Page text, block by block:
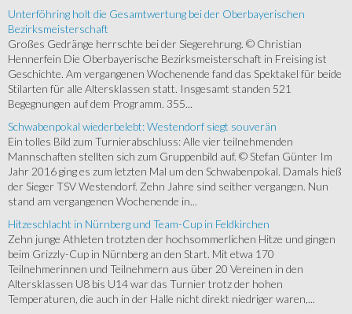
Unterföhring holt die Gesamtwertung bei der Oberbayerischen
Bezirksmeisterschaft
Großes Gedränge herrschte bei der Siegerehrung. © Christian
Hennerfein Die Oberbayerische Bezirksmeisterschaft in Freising ist
Geschichte. Am vergangenen Wochenende fand das Spektakel für beide
Stilarten für alle Altersklassen statt. Insgesamt standen 521
Begegnungen auf dem Programm. 355...
Schwabenpokal wiederbelebt: Westendorf siegt souverän
Ein tolles Bild zum Turnierabschluss: Alle vier teilnehmenden
Mannschaften stellten sich zum Gruppenbild auf. © Stefan Günter Im
Jahr 2016 ging es zum letzten Mal um den Schwabenpokal. Damals hieß
der Sieger TSV Westendorf. Zehn Jahre sind seither vergangen. Nun
stand am vergangenen Wochenende in...
Hitzeschlacht in Nürnberg und Team-Cup in Feldkirchen
Zehn junge Athleten trotzten der hochsommerlichen Hitze und gingen
beim Grizzly-Cup in Nürnberg an den Start. Mit etwa 170
Teilnehmerinnen und Teilnehmern aus über 20 Vereinen in den
Altersklassen U8 bis U14 war das Turnier trotz der hohen
Temperaturen, die auch in der Halle nicht direkt niedriger waren,...